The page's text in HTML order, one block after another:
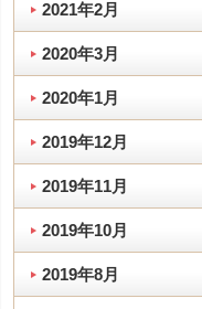
2021年2月
2020年3月
2020年1月
2019年12月
2019年11月
2019年10月
2019年8月